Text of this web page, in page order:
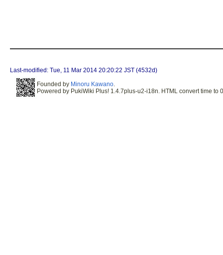
Last-modified: Tue, 11 Mar 2014 20:20:22 JST (4532d)
Founded by Minoru Kawano
Powered by PukiWiki Plus! 1.4.7plus-u2-i18n. HTML convert time to